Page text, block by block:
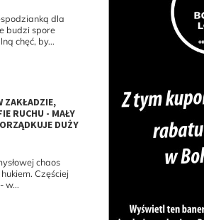
dla
budzi spore
chęć, by...
ZAKŁADZIE,
RUCHU - MAŁY
DUŻY
chaos
Częściej
w...